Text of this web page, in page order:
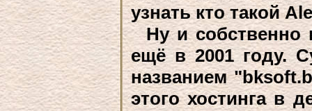
узнать кто такой
Ну и собственно
ещё в 2001 году.
названием
этого хостинга в